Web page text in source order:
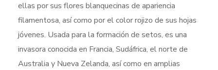
ellas por sus flores blanquecinas de apariencia
filamentosa, así como por el color rojizo de sus hojas
jóvenes. Usada para la formación de setos, es una
invasora conocida en Francia, Sudáfrica, el norte de
Australia y Nueva Zelanda, así como en amplias